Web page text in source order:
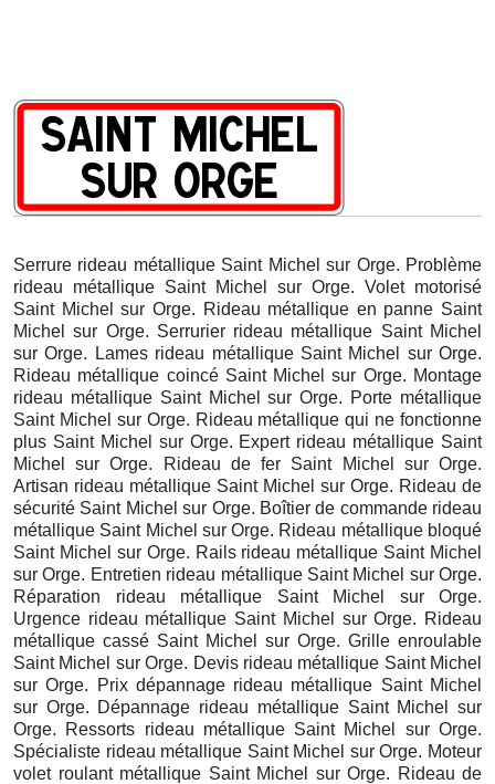
Serrure rideau métallique Saint Michel sur Orge. Problème
rideau métallique Saint Michel sur Orge. Volet motorisé
Saint Michel sur Orge. Rideau métallique en panne Saint
Michel sur Orge. Serrurier rideau métallique Saint Michel
sur Orge. Lames rideau métallique Saint Michel sur Orge.
Rideau métallique coincé Saint Michel sur Orge. Montage
rideau métallique Saint Michel sur Orge. Porte métallique
Saint Michel sur Orge. Rideau métallique qui ne fonctionne
plus Saint Michel sur Orge. Expert rideau métallique Saint
Michel sur Orge. Rideau de fer Saint Michel sur Orge.
Artisan rideau métallique Saint Michel sur Orge. Rideau de
sécurité Saint Michel sur Orge. Boîtier de commande rideau
métallique Saint Michel sur Orge. Rideau métallique bloqué
Saint Michel sur Orge. Rails rideau métallique Saint Michel
sur Orge. Entretien rideau métallique Saint Michel sur Orge.
Réparation rideau métallique Saint Michel sur Orge.
Urgence rideau métallique Saint Michel sur Orge. Rideau
métallique cassé Saint Michel sur Orge. Grille enroulable
Saint Michel sur Orge. Devis rideau métallique Saint Michel
sur Orge. Prix dépannage rideau métallique Saint Michel
sur Orge. Dépannage rideau métallique Saint Michel sur
Orge. Ressorts rideau métallique Saint Michel sur Orge.
Spécialiste rideau métallique Saint Michel sur Orge. Moteur
volet roulant métallique Saint Michel sur Orge. Rideau de